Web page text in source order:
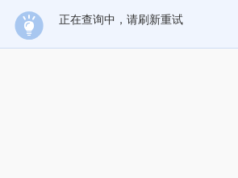
正在查询中，请刷新重试